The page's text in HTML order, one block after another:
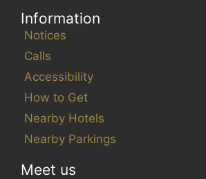
Information
Notices
Calls
Accessibility
How to Get
Nearby Hotels
Nearby Parkings
Meet us